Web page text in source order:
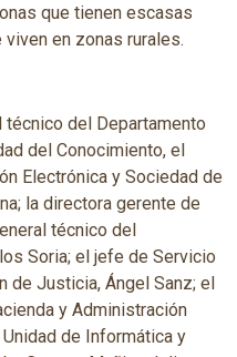
que tienen escasas
en zonas rurales.
del Departamento
del Conocimiento, el
Electrónica y Sociedad de
la directora gerente de
técnico del
Soria; el jefe de Servicio
de Justicia, Ángel Sanz; el
y Administración
de Informática y